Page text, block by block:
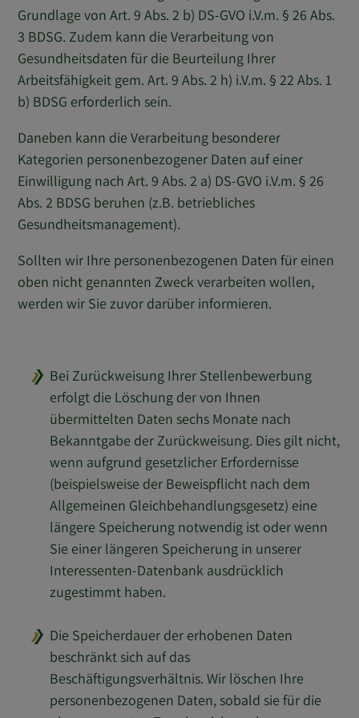
Grundlage von Art. 9 Abs. 2 b) DS-GVO i.V.m. § 26 Abs.
3 BDSG. Zudem kann die Verarbeitung von
Gesundheitsdaten für die Beurteilung Ihrer
Arbeitsfähigkeit gem. Art. 9 Abs. 2 h) i.V.m. § 22 Abs. 1
b) BDSG erforderlich sein.
Daneben kann die Verarbeitung besonderer
Kategorien personenbezogener Daten auf einer
Einwilligung nach Art. 9 Abs. 2 a) DS-GVO i.V.m. § 26
Abs. 2 BDSG beruhen (z.B. betriebliches
Gesundheitsmanagement).
Sollten wir Ihre personenbezogenen Daten für einen
oben nicht genannten Zweck verarbeiten wollen,
werden wir Sie zuvor darüber informieren.
Bei Zurückweisung Ihrer Stellenbewerbung
erfolgt die Löschung der von Ihnen
übermittelten Daten sechs Monate nach
Bekanntgabe der Zurückweisung. Dies gilt nicht,
wenn aufgrund gesetzlicher Erfordernisse
(beispielsweise der Beweispflicht nach dem
Allgemeinen Gleichbehandlungsgesetz) eine
längere Speicherung notwendig ist oder wenn
Sie einer längeren Speicherung in unserer
Interessenten-Datenbank ausdrücklich
zugestimmt haben.
Die Speicherdauer der erhobenen Daten
beschränkt sich auf das
Beschäftigungsverhältnis. Wir löschen Ihre
personenbezogenen Daten, sobald sie für die